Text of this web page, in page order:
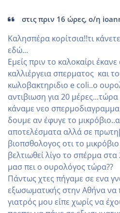
στις πριν 16 ώρες, ο/η
Καλησπέρα κορίτσια!!τι
εδώ...
Εμείς πριν το καλοκαίρι
καλλιέργεια σπερματος και
κωλοβακτηριδιο e coli..ο
αντιβιωση για 20
κάναμε νεο σπερμοδιαγραμμα
δουμε αν έφυγε το
αποτελέσματα αλλά σε
βιοπσθολογος οτι το
βελτιωθεί λίγο το σπέρμα
μασ πει ο ουρολόγος τώρα??
Πάντως χτες πήγαμε σε ενα
εξωσωματικής στην Αθήνα να
γιατρός μου είπε χωρίς να